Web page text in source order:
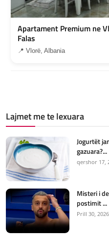
Apartament Premium ne
Falas
📍 Vlorë, Albania
Lajmet me te lexuara
Jogurtët
gazuara?...
qershor 17,
Misteri i
postimit ...
Prill 30, 2026